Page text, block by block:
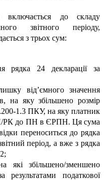
до складу
звітного періоду,
з трьох сум:
рядка 24 декларації за
від’ємного значення
на яку збільшено розмір
1.3 ПКУ, на яку платник
РК до ПН в ЄРПН. Ця сума
переноситься до рядка
період, а вже з рядка
збільшено/зменшено
податкової